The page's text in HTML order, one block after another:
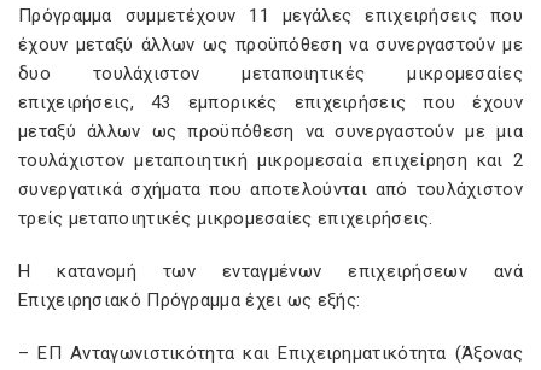
Πρόγραμμα συμμετέχουν 11 μεγάλες επιχειρήσεις που
έχουν μεταξύ άλλων ως προϋπόθεση να συνεργαστούν με
δυο τουλάχιστον μεταποιητικές μικρομεσαίες
επιχειρήσεις, 43 εμπορικές επιχειρήσεις που έχουν
μεταξύ άλλων ως προϋπόθεση να συνεργαστούν με μια
τουλάχιστον μεταποιητική μικρομεσαία επιχείρηση και 2
συνεργατικά σχήματα που αποτελούνται από τουλάχιστον
τρείς μεταποιητικές μικρομεσαίες επιχειρήσεις.
Η κατανομή των ενταγμένων επιχειρήσεων ανά
Επιχειρησιακό Πρόγραμμα έχει ως εξής:
– ΕΠ Ανταγωνιστικότητα και Επιχειρηματικότητα (Άξονας